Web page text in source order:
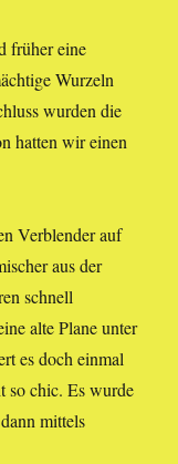
früher eine
Wurzeln
wurden die
hatten wir einen
Verblender auf
aus der
schnell
alte Plane unter
es doch einmal
so chic. Es wurde
mittels